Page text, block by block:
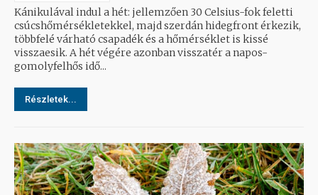
Kánikulával indul a hét: jellemzően 30 Celsius-fok feletti
csúcshőmérsékletekkel, majd szerdán hidegfront érkezik,
többfelé várható csapadék és a hőmérséklet is kissé
visszaesik. A hét végére azonban visszatér a napos-
gomolyfelhős idő...
Részletek...